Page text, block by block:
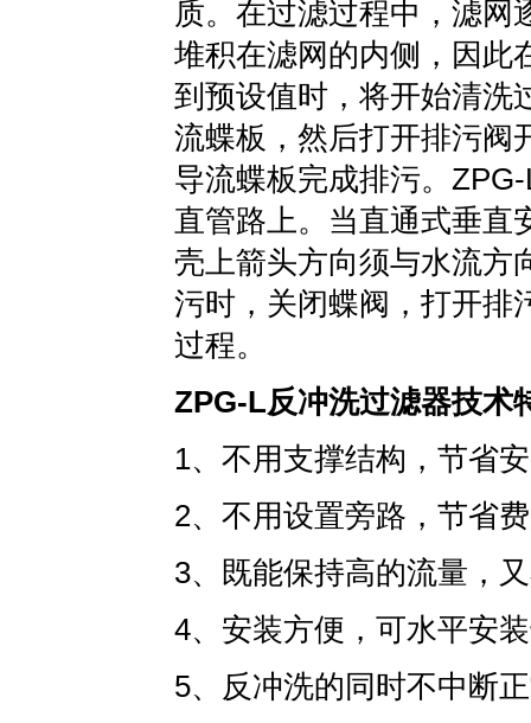
质。在过滤过程中，滤网
堆积在滤网的内侧，因此
到预设值时，将开始清洗
流蝶板，然后打开排污阀
导流蝶板完成排污。
直管路上。当直通式垂直
壳上箭头方向须与水流方
污时，关闭蝶阀，打开排
过程。
ZPG-L反冲洗过滤器技术
1、不用支撑结构，节省
2、不用设置旁路，节省
3、既能保持高的流量，
4、安装方便，可水平安
5、反冲洗的同时不中断